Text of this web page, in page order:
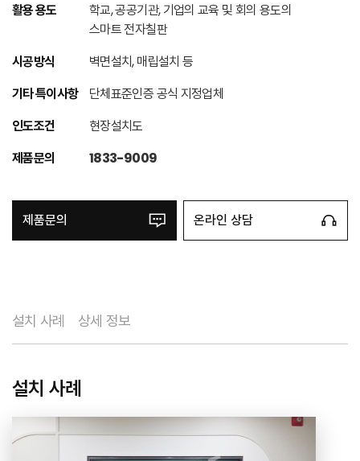
활용 용도
학교, 공공기관, 기업의 교육 및 회의 용도의
스마트 전자칠판
시공방식
벽면설치, 매립설치 등
기타 특이사항
단체표준인증 공식 지정업체
인도조건
현장설치도
제품문의
1833-9009
제품문의 온라인 상담
설치 사례 상세 정보
설치 사례